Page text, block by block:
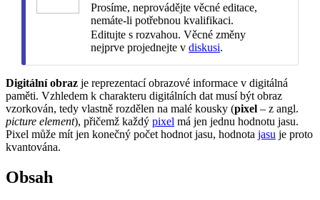
Prosíme, neprovádějte věcné editace,
nemáte-li potřebnou kvalifikaci.
Editujte s rozvahou. Věcné změny
nejprve projednejte v diskusi.
Digitální obraz je reprezentací obrazové informace v digitálná
paměti. Vzhledem k charakteru digitálních dat musí být obraz
vzorkován, tedy vlastně rozdělen na malé kousky (pixel – z angl.
picture element), přičemž každý pixel má jen jednu hodnotu jasu.
Pixel může mít jen konečný počet hodnot jasu, hodnota jasu je proto
kvantována.
Obsah